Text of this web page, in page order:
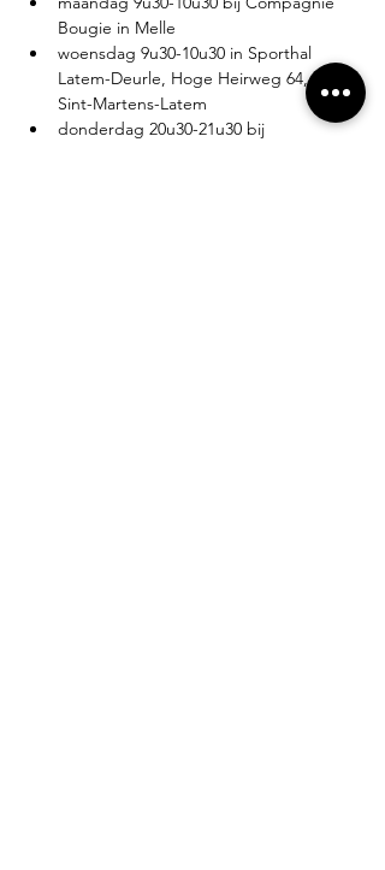
Bougie in Melle
woensdag 9u30-10u30 in Sporthal
Latem-Deurle, Hoge Heirweg 64, 9830
Sint-Martens-Latem
donderdag 20u30-21u30 bij